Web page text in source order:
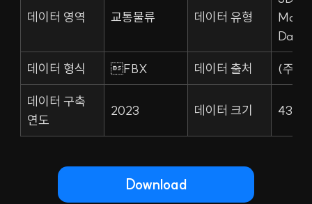
데이터 영역 교통물류 데이터 유형
Data
데이터 형식 FBX 데이터 출처 (주)
데이터 구축
연도
2023 데이터 크기
Download